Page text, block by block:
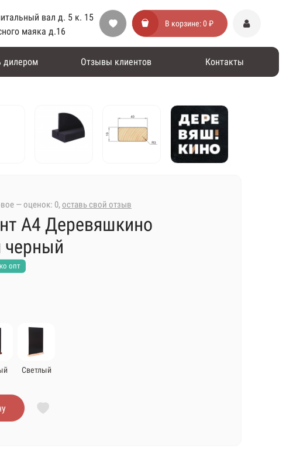
вал д. 5 к. 15
маяка д.16
В корзине:0 ₽
дилером Отзывы клиентов Контакты
— оценок: 0, оставь свой отзыв
А4 Деревяшкино
черный
опт
Светлый